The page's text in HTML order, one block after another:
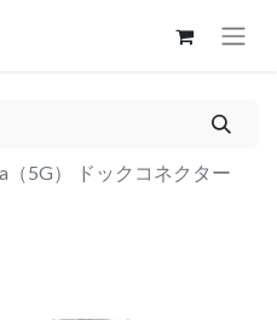
（5G） ドックコネクター